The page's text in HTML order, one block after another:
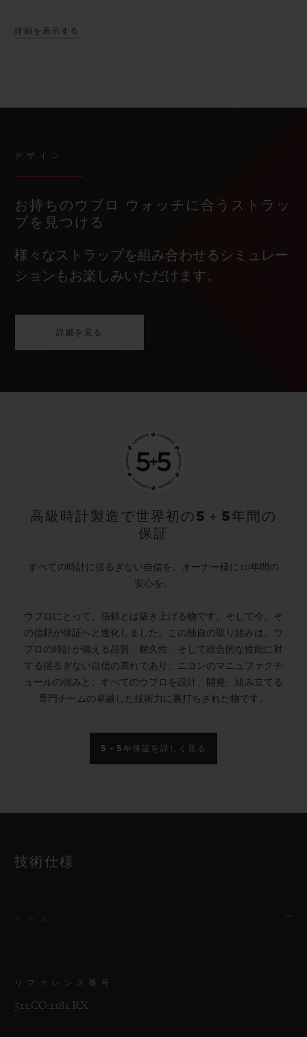
詳細を表示する
デザイン
お持ちのウブロ ウォッチに合うストラッ
プを見つける
様々なストラップを組み合わせるシミュレー
ションもお楽しみいただけます。
詳細を見る
高級時計製造で世界初の5＋5年間の
保証
すべての時計に揺るぎない自信を。オーナー様に10年間の
安心を。
ウブロにとって、信頼とは築き上げる物です。そして今、そ
の信頼が保証へと進化しました。この独自の取り組みは、ウ
ブロの時計が備える品質、耐久性、そして総合的な性能に対
する揺るぎない自信の表れであり、ニヨンのマニュファクチ
ュールの強みと、すべてのウブロを設計、開発、組み立てる
専門チームの卓越した技術力に裏打ちされた物です。
5＋5年保証を詳しく見る
技術仕様
リファレンス番号
511.CO.1181.RX